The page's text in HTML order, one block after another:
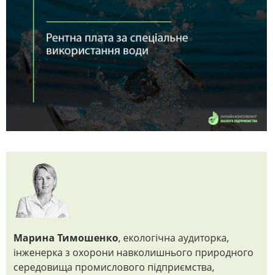
Марина Тимошенко, екологічна аудиторка,
інженерка з охорони навколишнього природного
середовища промислового підприємства,